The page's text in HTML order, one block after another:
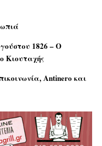
1826 – Ο
Κιουταχής
Antinero και